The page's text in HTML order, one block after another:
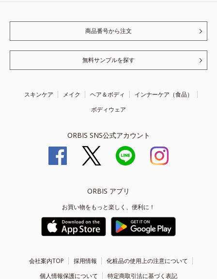
商品番号から注文
無料サンプルを探す
スキンケア メイク ヘア＆ボディ
インナーケア（食品）
ボディウェア
ORBIS SNS公式アカウント
ORBIS アプリ
お買い物をもっと楽しく、便利に！
会社案内TOP 採用情報
化粧品の使用上の注意について
個人情報保護について
特定商取引法に基づく表記